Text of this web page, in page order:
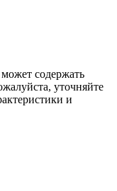
содержать
уточняйте
и